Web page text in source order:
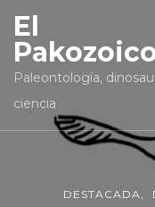
El
Paleontología,
ciencia
DESTACADA